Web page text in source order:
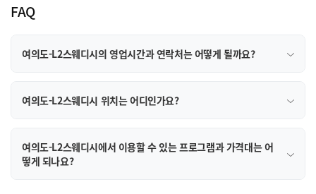
FAQ
여의도-L2스웨디시의 영업시간과 연락처는 어떻게 될까요?
여의도-L2스웨디시 위치는 어디인가요?
여의도-L2스웨디시에서 이용할 수 있는 프로그램과 가격대는 어
떻게 되나요?